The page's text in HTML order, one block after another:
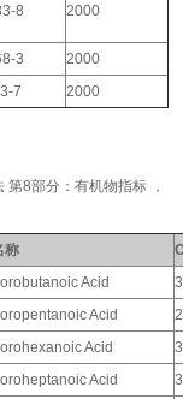
8 2000
3
2000
7 2000
8部分：有机物指标 ，
称
Acid
Acid
Acid
Acid